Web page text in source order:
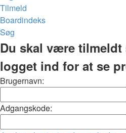
Tilmeld
Boardindeks
Søg
Du skal være tilmeldt
logget ind for at se
Brugernavn:
Adgangskode: